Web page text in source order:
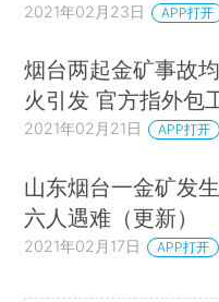
2021年02月23日 APP打开
烟台两起金矿事故
火引发 官方指外包
2021年02月21日 APP打开
山东烟台一金矿发
六人遇难（更新）
2021年02月17日 APP打开